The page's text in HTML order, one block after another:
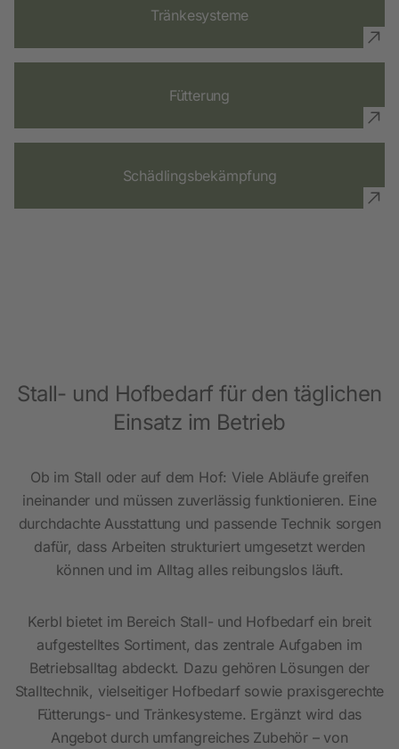
Tränkesysteme
Fütterung
Schädlingsbekämpfung
Stall- und Hofbedarf für den täglichen
Einsatz im Betrieb
Ob im Stall oder auf dem Hof: Viele Abläufe greifen
ineinander und müssen zuverlässig funktionieren. Eine
durchdachte Ausstattung und passende Technik sorgen
dafür, dass Arbeiten strukturiert umgesetzt werden
können und im Alltag alles reibungslos läuft.
Kerbl bietet im Bereich Stall- und Hofbedarf ein breit
aufgestelltes Sortiment, das zentrale Aufgaben im
Betriebsalltag abdeckt. Dazu gehören Lösungen der
Stalltechnik, vielseitiger Hofbedarf sowie praxisgerechte
Fütterungs- und Tränkesysteme. Ergänzt wird das
Angebot durch umfangreiches Zubehör – von